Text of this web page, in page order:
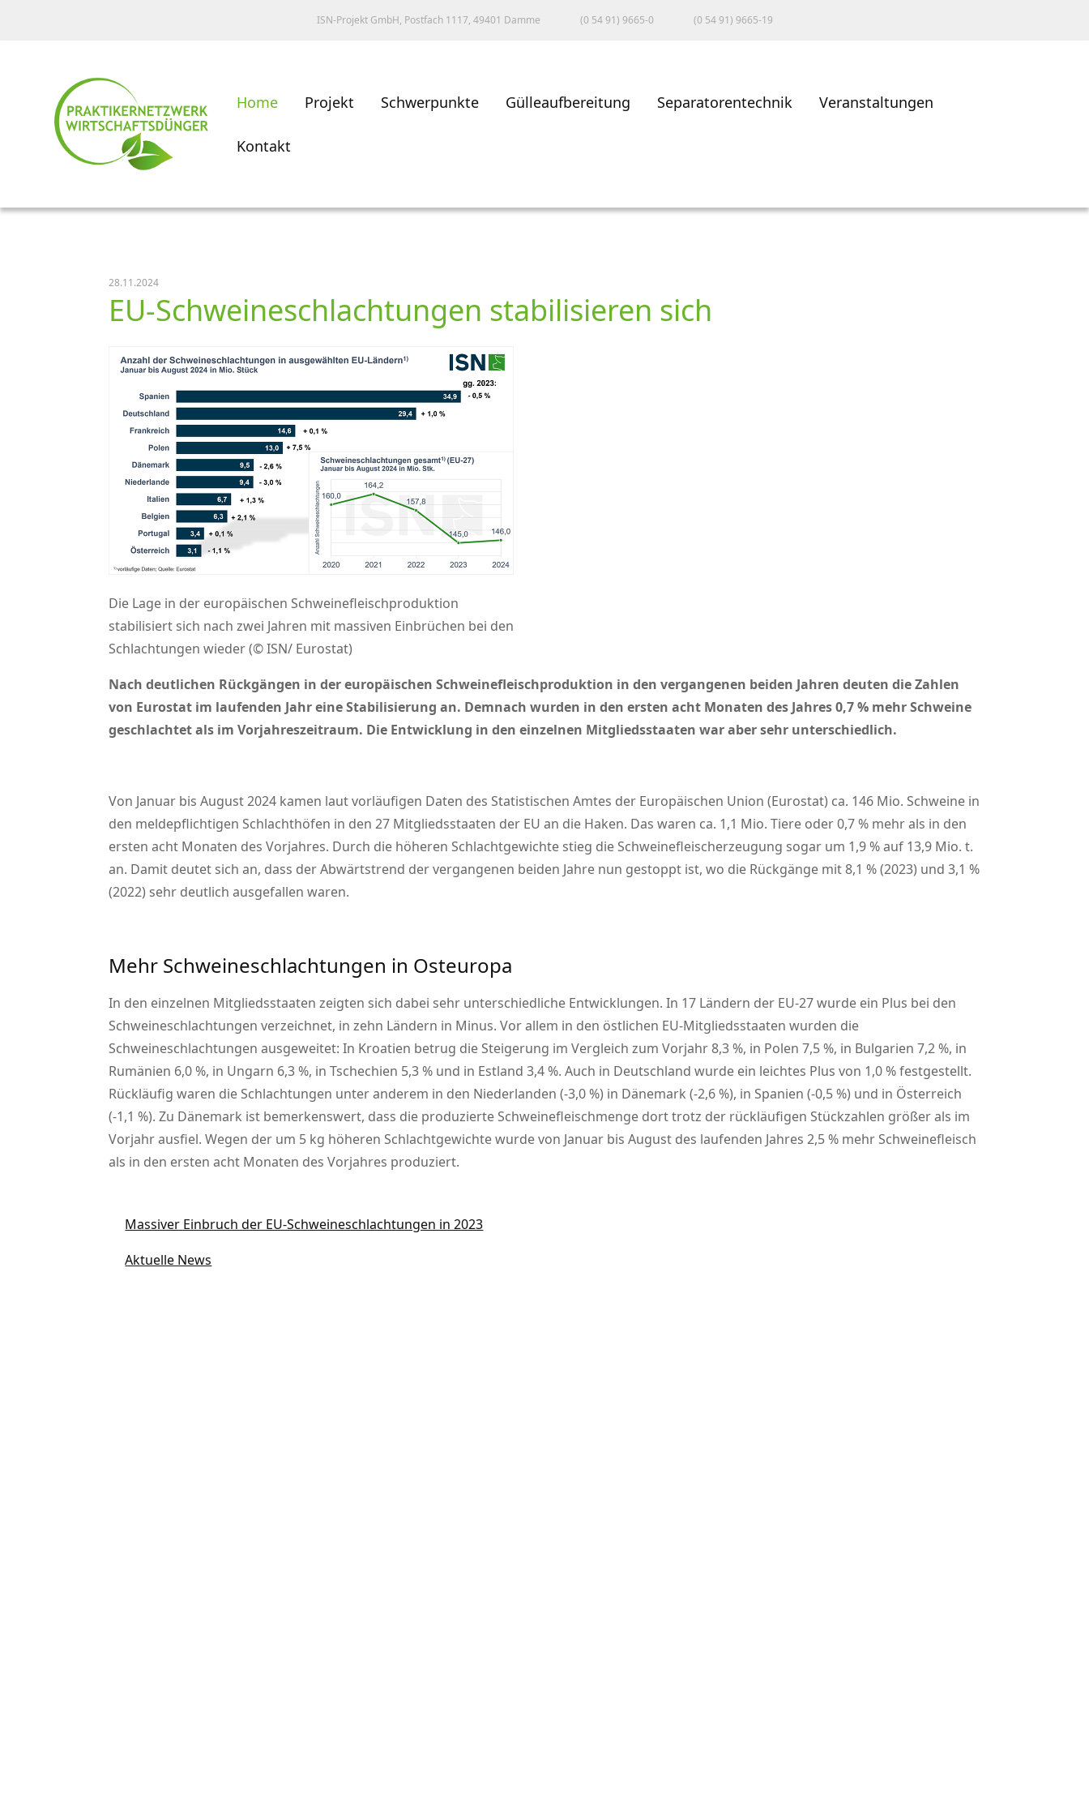
ISN-Projekt GmbH, Postfach 1117, 49401 Damme (0 54 91) 9665-0 (0 54 91) 9665-19
Home Projekt Schwerpunkte Gülleaufbereitung Separatorentechnik Veranstaltungen
Kontakt
28.11.2024
EU-Schweineschlachtungen stabilisieren sich
Die Lage in der europäischen Schweinefleischproduktion
stabilisiert sich nach zwei Jahren mit massiven Einbrüchen bei den
Schlachtungen wieder (© ISN/ Eurostat)
Nach deutlichen Rückgängen in der europäischen Schweinefleischproduktion in den vergangenen beiden Jahren deuten die Zahlen
von Eurostat im laufenden Jahr eine Stabilisierung an. Demnach wurden in den ersten acht Monaten des Jahres 0,7 % mehr Schweine
geschlachtet als im Vorjahreszeitraum. Die Entwicklung in den einzelnen Mitgliedsstaaten war aber sehr unterschiedlich.
Von Januar bis August 2024 kamen laut vorläufigen Daten des Statistischen Amtes der Europäischen Union (Eurostat) ca. 146 Mio. Schweine in
den meldepflichtigen Schlachthöfen in den 27 Mitgliedsstaaten der EU an die Haken. Das waren ca. 1,1 Mio. Tiere oder 0,7 % mehr als in den
ersten acht Monaten des Vorjahres. Durch die höheren Schlachtgewichte stieg die Schweinefleischerzeugung sogar um 1,9 % auf 13,9 Mio. t.
an. Damit deutet sich an, dass der Abwärtstrend der vergangenen beiden Jahre nun gestoppt ist, wo die Rückgänge mit 8,1 % (2023) und 3,1 %
(2022) sehr deutlich ausgefallen waren.
Mehr Schweineschlachtungen in Osteuropa
In den einzelnen Mitgliedsstaaten zeigten sich dabei sehr unterschiedliche Entwicklungen. In 17 Ländern der EU-27 wurde ein Plus bei den
Schweineschlachtungen verzeichnet, in zehn Ländern in Minus. Vor allem in den östlichen EU-Mitgliedsstaaten wurden die
Schweineschlachtungen ausgeweitet: In Kroatien betrug die Steigerung im Vergleich zum Vorjahr 8,3 %, in Polen 7,5 %, in Bulgarien 7,2 %, in
Rumänien 6,0 %, in Ungarn 6,3 %, in Tschechien 5,3 % und in Estland 3,4 %. Auch in Deutschland wurde ein leichtes Plus von 1,0 % festgestellt.
Rückläufig waren die Schlachtungen unter anderem in den Niederlanden (-3,0 %) in Dänemark (-2,6 %), in Spanien (-0,5 %) und in Österreich
(-1,1 %). Zu Dänemark ist bemerkenswert, dass die produzierte Schweinefleischmenge dort trotz der rückläufigen Stückzahlen größer als im
Vorjahr ausfiel. Wegen der um 5 kg höheren Schlachtgewichte wurde von Januar bis August des laufenden Jahres 2,5 % mehr Schweinefleisch
als in den ersten acht Monaten des Vorjahres produziert.
Massiver Einbruch der EU-Schweineschlachtungen in 2023
Aktuelle News